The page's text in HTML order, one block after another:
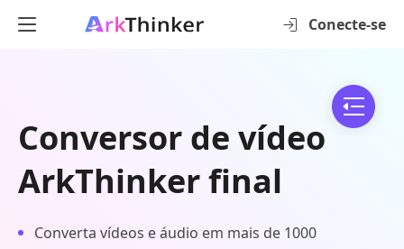
Conecte-se
Conversor de vídeo
ArkThinker final
Converta vídeos e áudio em mais de 1000